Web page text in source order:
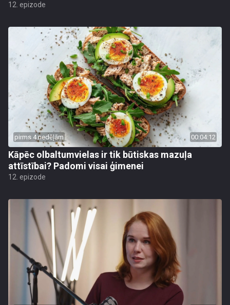
12. epizode
pirms 4 nedēļām 00:04:12
Kāpēc olbaltumvielas ir tik būtiskas mazuļa
attīstībai? Padomi visai ģimenei
12. epizode